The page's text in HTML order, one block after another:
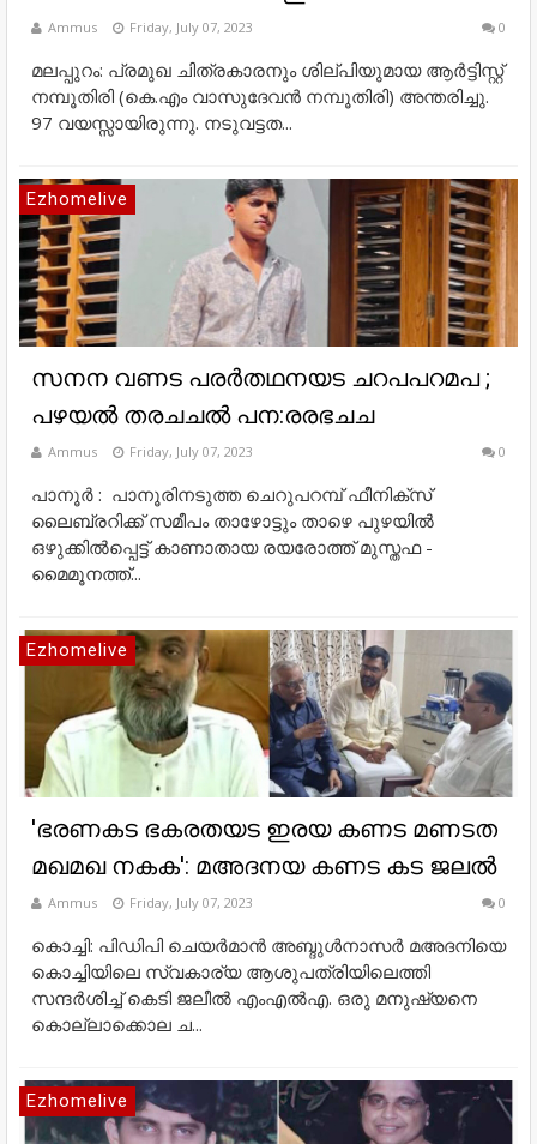
Ammus Friday, July 07, 2023 0
മലപ്പുറം: പ്രമുഖ ചിത്രകാരനും ശില്പിയുമായ ആര്‍ട്ടിസ്റ്റ്
നമ്പൂതിരി (കെ.എം വാസുദേവന്‍ നമ്പൂതിരി) അന്തരിച്ചു.
97 വയസ്സായിരുന്നു. നടുവട്ടത...
Ezhomelive
സനന വണട പരർതഥനയട ചറപപറമപ ;
പഴയൽ തരചചൽ പന:രരഭചച
Ammus Friday, July 07, 2023 0
പാനൂർ : പാനൂരിനടുത്ത ചെറുപറമ്പ് ഫീനിക്സ്
ലൈബ്രറിക്ക് സമീപം താഴോട്ടും താഴെ പുഴയിൽ
ഒഴുക്കിൽപ്പെട്ട് കാണാതായ രയരോത്ത് മുസ്തഫ -
മൈമൂനത്ത്...
Ezhomelive
'ഭരണകട ഭകരതയട ഇരയ കണട മണടത
മഖമഖ നകക': മഅദനയ കണട കട ജലൽ
Ammus Friday, July 07, 2023 0
കൊച്ചി: പിഡിപി ചെയർമാൻ അബ്ദുൾനാസർ മഅദനിയെ
കൊച്ചിയിലെ സ്വകാര്യ ആശുപത്രിയിലെത്തി
സന്ദർശിച്ച് കെടി ജലീൽ എംഎൽഎ. ഒരു മനുഷ്യനെ
കൊല്ലാക്കൊല ച...
Ezhomelive